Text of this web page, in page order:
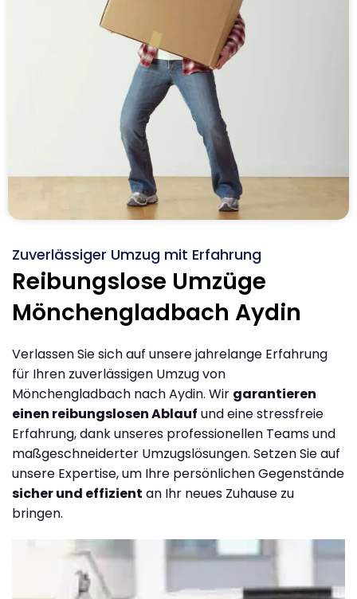
Zuverlässiger Umzug mit Erfahrung
Reibungslose Umzüge
Mönchengladbach Aydin
Verlassen Sie sich auf unsere jahrelange Erfahrung
für Ihren zuverlässigen Umzug von
Mönchengladbach nach Aydin. Wir garantieren
einen reibungslosen Ablauf und eine stressfreie
Erfahrung, dank unseres professionellen Teams und
maßgeschneiderter Umzugslösungen. Setzen Sie auf
unsere Expertise, um Ihre persönlichen Gegenstände
sicher und effizient an Ihr neues Zuhause zu
bringen.